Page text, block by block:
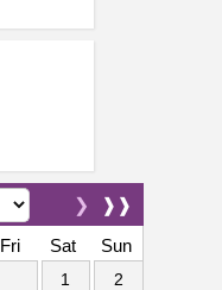
❱❱
❯
Fri Sat Sun
1 2